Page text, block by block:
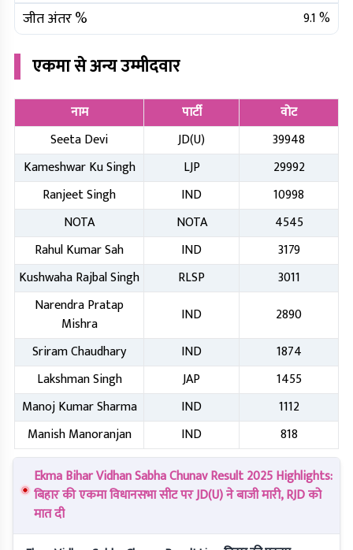
जीत अंतर % 9.1%
एकमासे अन्य उम्मीदवार
नाम पार्टी
वोट
Seeta Devi
JD(U)
39948
Kameshwar Ku Singh
LJP
29992
Ranjeet Singh
IND
10998
NOTA
NOTA
4545
Rahul Kumar Sah
IND
3179
Kushwaha Rajbal Singh
RLSP
3011
Narendra Pratap
Mishra
IND
2890
Sriram Chaudhary
IND
1874
Lakshman Singh
JAP
1455
Manoj Kumar Sharma
IND
1112
Manish Manoranjan
IND
818
Ekma Bihar Vidhan Sabha Chunav Result 2025 Highlights:
बिहार की एकमा विधानसभा सीट पर JD(U) ने बाजी मारी, RJD को
मात दी